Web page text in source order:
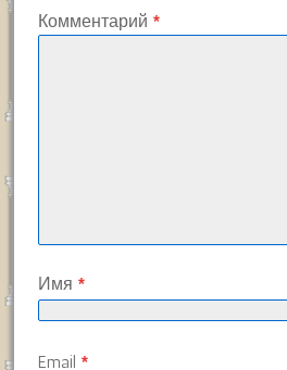
Комментарий *
Имя *
Email *